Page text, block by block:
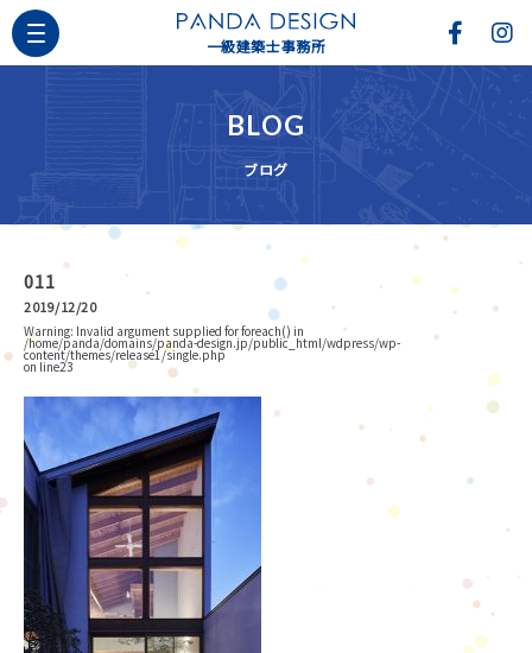
一級建築士事務所
BLOG
ブログ
011
2019/12/20
Warning: Invalid argument supplied for foreach() in
/home/panda/domains/panda-design.jp/public_html/wdpress/wp-
content/themes/release1/single.php
on line23